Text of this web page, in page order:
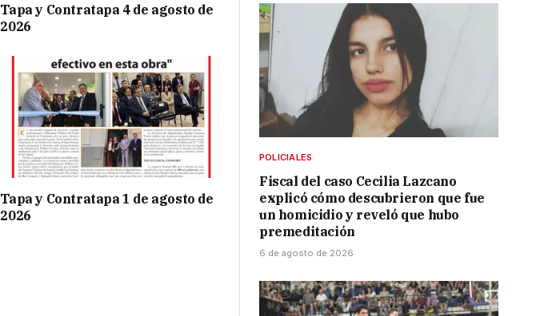
Tapa y Contratapa 4 de agosto de
2026
Tapa y Contratapa 1 de agosto de
2026
POLICIALES
Fiscal del caso Cecilia Lazcano
explicó cómo descubrieron que fue
un homicidio y reveló que hubo
premeditación
6 de agosto de 2026